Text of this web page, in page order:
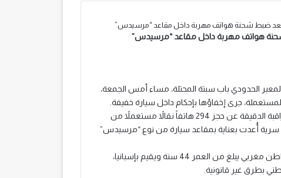
بعد ضبط شحنة هواتف مهربة داخل مقاعد “مرسيدس”
شحنة هواتف مهربة داخل مقاعد “مرسيدس”
الحدودي باب سبتة المحتلة، مساء أمس الجمعة،
جرى إخفاؤها بإحكام داخل سيارة خفيفة.
ووفق المعطيات المتوفرة، أسفرت عمليات التفتيش والمراقبة الدقيقة عن حجز 294 هاتفاً نقالاً مستعملاً من
سرية أُعدت بعناية بمقاعد سيارة من نوع “مرسيدس”
كما مكنت هذه العملية من توقيف سائق السيارة، وهو مواطن مغربي يبلغ من العمر 44 سنة ويقيم بإسبانيا،
بطرق غير قانونية.